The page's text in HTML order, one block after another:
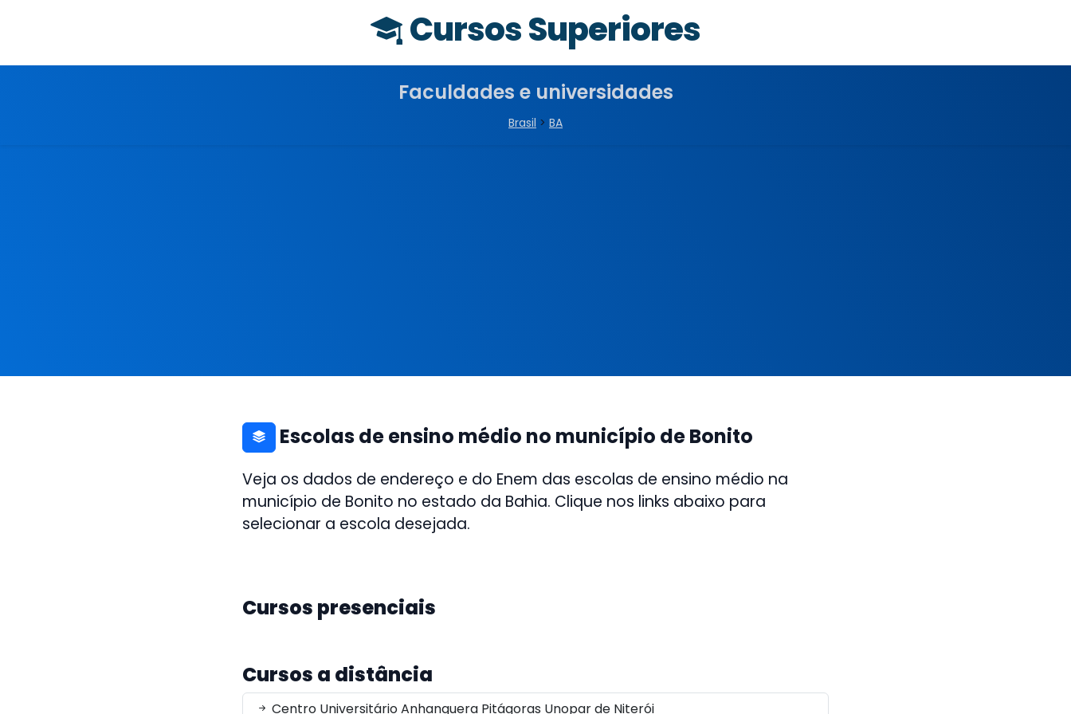
Cursos Superiores
Faculdades e universidades
Brasil > BA
Escolas de ensino médio no município de Bonito
Veja os dados de endereço e do Enem das escolas de ensino médio na
município de Bonito no estado da Bahia. Clique nos links abaixo para
selecionar a escola desejada.
Cursos presenciais
Cursos a distância
Centro Universitário Anhanguera Pitágoras Unopar de Niterói